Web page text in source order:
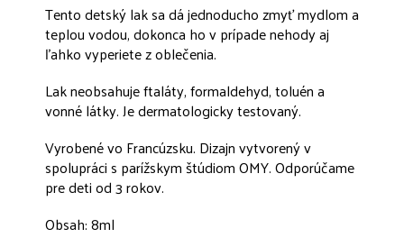
Tento detský lak sa dá jednoducho zmyť mydlom a
teplou vodou, dokonca ho v prípade nehody aj
ľahko vyperiete z oblečenia.
Lak neobsahuje ftaláty, formaldehyd, toluén a
vonné látky. Je dermatologicky testovaný.
Vyrobené vo Francúzsku. Dizajn vytvorený v
spolupráci s parížskym štúdiom OMY. Odporúčame
pre deti od 3 rokov.
Obsah: 8ml